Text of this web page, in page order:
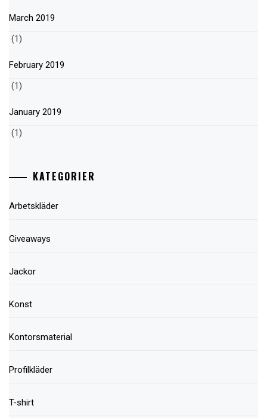
March 2019
(1)
February 2019
(1)
January 2019
(1)
KATEGORIER
Arbetskläder
Giveaways
Jackor
Konst
Kontorsmaterial
Profilkläder
T-shirt